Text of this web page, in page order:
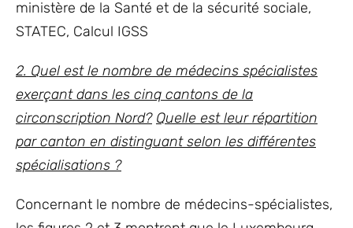
ministère de la Santé et de la sécurité sociale,
STATEC, Calcul IGSS
2. Quel est le nombre de médecins spécialistes
exerçant dans les cinq cantons de la
circonscription Nord? Quelle est leur répartition
par canton en distinguant selon les différentes
spécialisations ?
Concernant le nombre de médecins-spécialistes,